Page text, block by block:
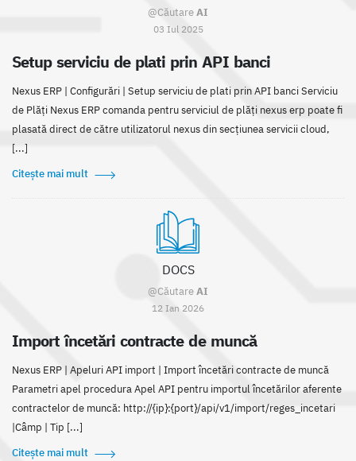
@CăutareAI
03 Iul 2025
Setup serviciu de plati prin API banci
Nexus ERP | Configurări | Setup serviciu de plati prin API banci Serviciu
de Plăți Nexus ERP comanda pentru serviciul de plăți nexus erp poate fi
plasată direct de către utilizatorul nexus din secțiunea servicii cloud,
[...]
Citește mai mult
DOCS
@CăutareAI
12 Ian 2026
Import încetări contracte de muncă
Nexus ERP | Apeluri API import | Import încetări contracte de muncă
Parametri apel procedura Apel API pentru importul încetărilor aferente
contractelor de muncă: http://{ip}:{port}/api/v1/import/reges_incetari
|Câmp | Tip [...]
Citește mai mult